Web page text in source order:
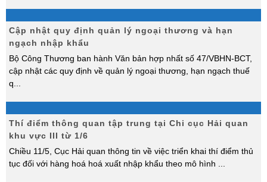
Cập nhật quy định quản lý ngoại thương và hạn
ngạch nhập khẩu
Bộ Công Thương ban hành Văn bản hợp nhất số 47/VBHN-BCT,
cập nhật các quy định về quản lý ngoại thương, hạn ngạch thuế
q
Thí điểm thông quan tập trung tại Chi cục Hải quan
khu vực III từ 1/6
Chiều 11/5, Cục Hải quan thông tin về việc triển khai thí điểm thủ
tục đối với hàng hoá hoá xuất nhập khẩu theo mô hình